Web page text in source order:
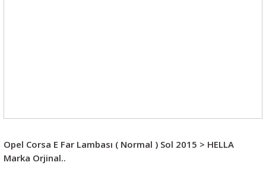
Opel Corsa E Far Lambası ( Normal ) Sol 2015 > HELLA
Marka Orjinal..